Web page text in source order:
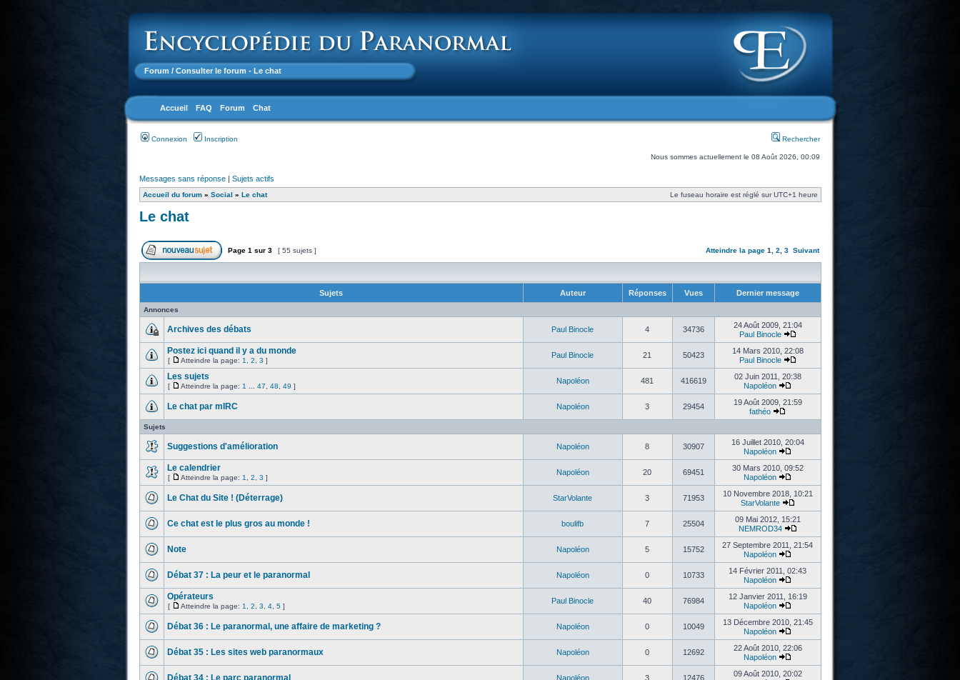
Forum / Consulter le forum - Le chat
Accueil FAQ Forum Chat
Connexion Inscription Rechercher
Nous sommes actuellement le 08 Août 2026, 00:09
Messages sans réponse| Sujets actifs
Accueil du forum» Social » Le chat Le fuseau horaire est réglé sur UTC+1 heure
Le chat
Page 1 sur 3 [ 55 sujets ] Atteindre la page 1 2 3 Suivant
Sujets Auteur Réponses Vues Dernier message
Annonces
Archives des débats Paul Binocle 4 34736
24 Août 2009, 21:04
Paul Binocle
Postez ici quand il y a du monde
[ Atteindre la page: 1 2 3 ]
Paul Binocle 21 50423
14 Mars 2010, 22:08
Paul Binocle
Les sujets
[ Atteindre la page: 1 47 48 49 ]
Napoléon 481 416619
02 Juin 2011, 20:38
Napoléon
Le chat par mIRC Napoléon 3 29454
19 Août 2009, 21:59
fathéo
Sujets
Suggestions d'amélioration Napoléon 8 30907
16 Juillet 2010, 20:04
Napoléon
Le calendrier
[ Atteindre la page: 1 2 3 ]
Napoléon 20 69451
30 Mars 2010, 09:52
Napoléon
Le Chat du Site ! (Déterrage) StarVolante 3 71953
10 Novembre 2018, 10:21
StarVolante
Ce chat est le plus gros au monde ! boulifb 7 25504
09 Mai 2012, 15:21
NEMROD34
Note Napoléon 5 15752
27 Septembre 2011, 21:54
Napoléon
Débat 37 : La peur et le paranormal Napoléon 0 10733
14 Février 2011, 02:43
Napoléon
Opérateurs
[ Atteindre la page: 1 2 3 4, 5]
Paul Binocle 40 76984
12 Janvier 2011, 16:19
Napoléon
Débat 36 : Le paranormal, une affaire de marketing ? Napoléon 0 10049
13 Décembre 2010, 21:45
Napoléon
Débat 35 : Les sites web paranormaux Napoléon 0 12692
22 Août 2010, 22:06
Napoléon
Débat 34 : Le parc paranormal Napoléon 3 12476
09 Août 2010, 20:02